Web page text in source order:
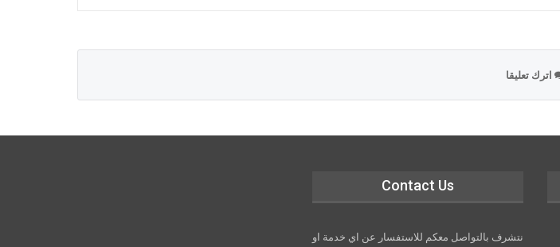
اترك تعليقا
Contact Us
نتشرف بالتواصل معكم للاستفسار عن اي خدمة او